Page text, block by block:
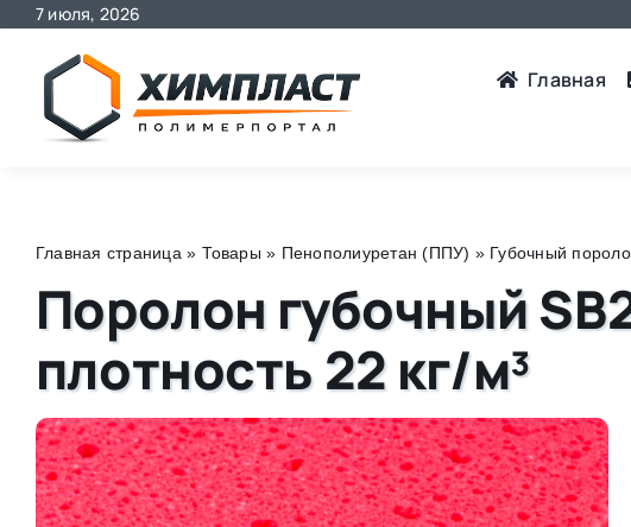
Skip
content
7 июля, 2026
Главная
Главная страница » Товары » Пенополиуретан (ППУ) » Губочный
Поролон губочный
плотность 22 кг/м³